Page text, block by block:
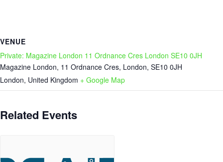
VENUE
Private: Magazine London 11 Ordnance Cres London SE10 0JH
Magazine London, 11 Ordnance Cres, London, SE10 0JH
London, United Kingdom + Google Map
Related Events